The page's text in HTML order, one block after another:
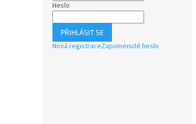
Heslo
PŘIHLÁSIT SE
Nová registraceZapomenuté heslo